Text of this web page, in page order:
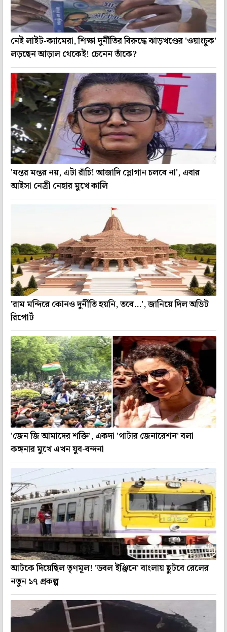
নেই লাইট-ক্যামেরা, শিক্ষা দুর্নীতির বিরুদ্ধে ঝাড়খণ্ডের 'ওয়াংচুক'
লড়ছেন আড়াল থেকেই! চেনেন তাঁকে?
'যন্তর মন্তর নয়, এটা রাঁচি! আজাদি স্লোগান চলবে না', এবার
আইসা নেত্রী নেহার মুখে কালি
'রাম মন্দিরে কোনও দুর্নীতি হয়নি, তবে...', জানিয়ে দিল অডিট
রিপোর্ট
'জেন জি আমাদের শক্তি', একদা 'গাটার জেনারেশন' বলা
কঙ্গনার মুখে এখন যুব-বন্দনা
আটকে দিয়েছিল তৃণমূল! 'ডবল ইঞ্জিনে' বাংলায় ছুটবে রেলের
নতুন ১৭ প্রকল্প